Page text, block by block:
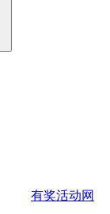
有奖活动网